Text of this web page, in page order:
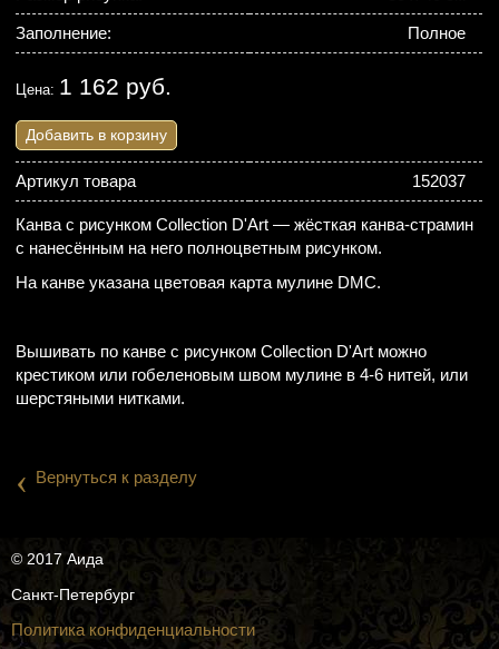
Заполнение: Полное
Цена: 1 162 руб.
Добавить в корзину
Артикул товара 152037
Канва с рисунком Collection D'Art — жёсткая канва-страмин
с нанесённым на него полноцветным рисунком.
На канве указана цветовая карта мулине DMC.
Вышивать по канве с рисунком Collection D'Art можно
крестиком или гобеленовым швом мулине в 4-6 нитей, или
шерстяными нитками.
‹ Вернуться к разделу
© 2017 Аида
Санкт-Петербург
Политика конфиденциальности